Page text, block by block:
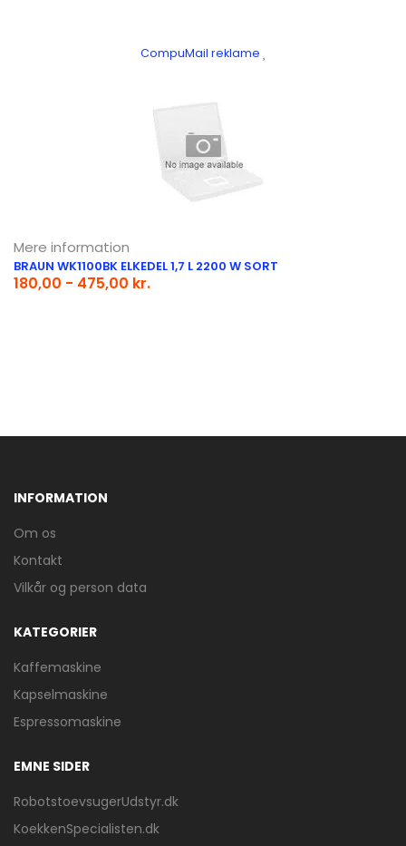
CompuMail reklame
Mere information
BRAUN WK1100BK ELKEDEL 1,7 L 2200 W SORT
180,00 - 475,00 kr.
INFORMATION
Om os
Kontakt
Vilkår og person data
KATEGORIER
Kaffemaskine
Kapselmaskine
Espressomaskine
EMNE SIDER
RobotstoevsugerUdstyr.dk
KoekkenSpecialisten.dk